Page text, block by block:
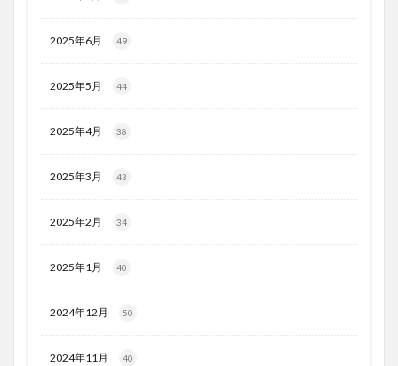
2025年6月 49
2025年5月 44
2025年4月 38
2025年3月 43
2025年2月 34
2025年1月 40
2024年12月 50
2024年11月 40